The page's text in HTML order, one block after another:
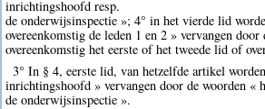
inrichtingshoofd resp.
de onderwijsinspectie »; 4° in het vierde lid
overeenkomstig de leden 1 en 2 » vervangen door
overeenkomstig het eerste of het tweede lid of
3° In § 4, eerste lid, van hetzelfde artikel
inrichtingshoofd » vervangen door de woorden «
de onderwijsinspectie ».